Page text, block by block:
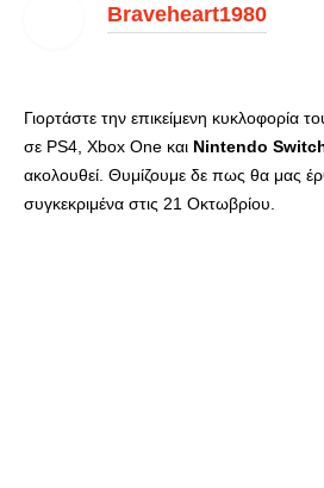
Braveheart1980
Γιορτάστε την επικείμενη κυκλοφορία
σε PS4, Xbox One και Nintendo
ακολουθεί. Θυμίζουμε δε πως θα μας
συγκεκριμένα στις 21 Οκτωβρίου.